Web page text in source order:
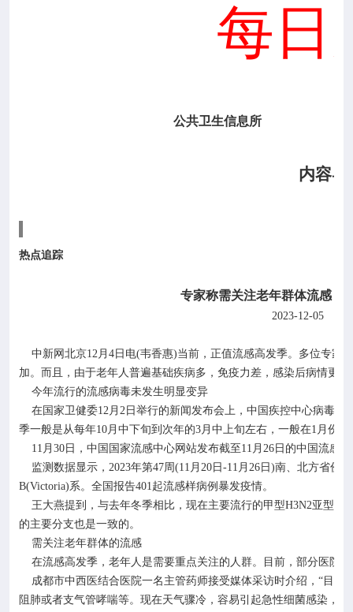

每日
公共卫生信息所
内容导
热点追踪
专家称需关注老年群体流感：
2023-12-05
中新网北京12月 4日电(韦香惠)当前，正值流感高发季。多位专家
加。而且，由于老年人普遍基础疾病多，免疫力差，感染后病情更
今年流行的流感病毒未发生明显变异
在国家卫健委12月 2日举行的新闻发布会上，中国疾控中心病毒病
季一般是从每年10月中下旬到次年的3月中上旬左右，一般在1 月份
11 月 30日，中国国家流感中心网站发布截至 11 月 26日的中国流感
监测数据显示， 2023年第47周 (11 月 20日 -11 月 26日 )南、北方省份
B(Victoria)系。全国报告401起流感样病例暴发疫情。
王大燕提到，与去年冬季相比，现在主要流行的甲型H3N2亚型流
的主要分支也是一致的。
需关注老年群体的流感
在流感高发季，老年人是需要重点关注的人群。目前，部分医院
成都市中西医结合医院一名主管药师接受媒体采访时介绍， “目前
阻肺或者支气管哮喘等。现在天气骤冷，容易引起急性细菌感染，